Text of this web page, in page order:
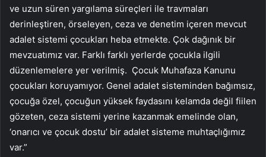
ve uzun süren yargılama süreçleri ile travmaları
derinleştiren, örseleyen, ceza ve denetim içeren mevcut
adalet sistemi çocukları heba etmekte. Çok dağınık bir
mevzuatımız var. Farklı farklı yerlerde çocukla ilgili
düzenlemelere yer verilmiş. Çocuk Muhafaza Kanunu
çocukları koruyamıyor. Genel adalet sisteminden bağımsız,
çocuğa özel, çocuğun yüksek faydasını kelamda değil fiilen
gözeten, ceza sistemi yerine kazanmak emelinde olan,
‘onarıcı ve çocuk dostu’ bir adalet sisteme muhtaçlığımız
var.”